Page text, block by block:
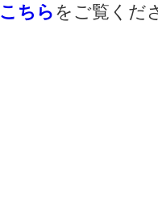
こちら をご覧くだ